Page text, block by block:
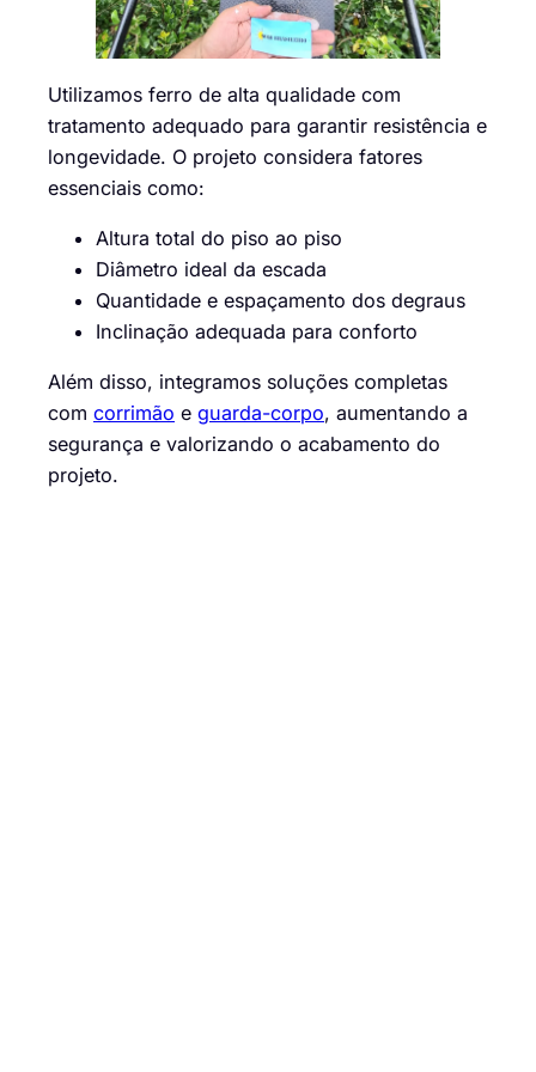
Utilizamos ferro de alta qualidade com
tratamento adequado para garantir resistência e
longevidade. O projeto considera fatores
essenciais como:
Altura total do piso ao piso
Diâmetro ideal da escada
Quantidade e espaçamento dos degraus
Inclinação adequada para conforto
Além disso, integramos soluções completas
com corrimão e guarda-corpo, aumentando a
segurança e valorizando o acabamento do
projeto.